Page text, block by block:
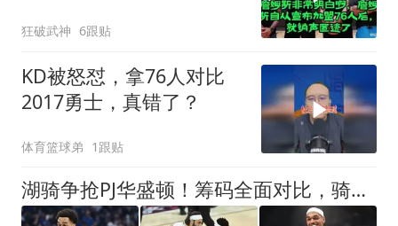
狂破武神 6跟贴
KD被怒怼，拿76人对比
2017勇士，真错了？
体育篮球弟 1跟贴
湖骑争抢PJ华盛顿！筹码全面对比，骑士才是独行侠优先合作方